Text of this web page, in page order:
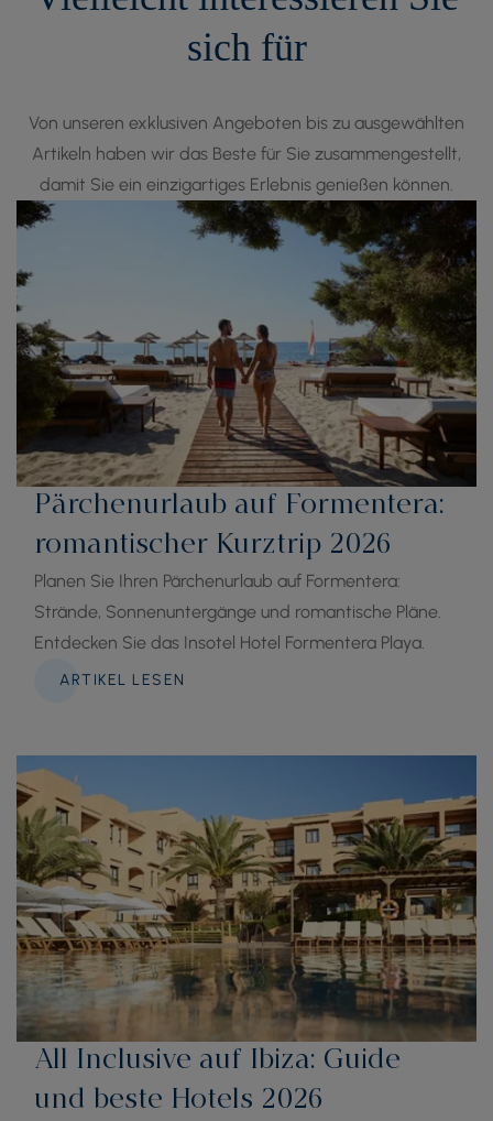
sich für
Von unseren exklusiven Angeboten bis zu ausgewählten
Artikeln haben wir das Beste für Sie zusammengestellt,
damit Sie ein einzigartiges Erlebnis genießen können.
Pärchenurlaub auf Formentera:
romantischer Kurztrip 2026
Planen Sie Ihren Pärchenurlaub auf Formentera:
Strände, Sonnenuntergänge und romantische Pläne.
Entdecken Sie das Insotel Hotel Formentera Playa.
ARTIKEL LESEN
All Inclusive auf Ibiza: Guide
und beste Hotels 2026